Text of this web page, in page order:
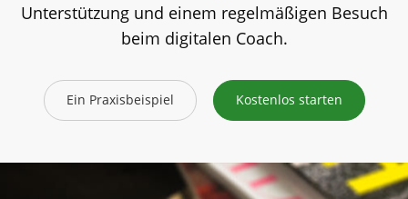
Unterstützung und einem regelmäßigen Besuch
beim digitalen Coach.
Ein Praxisbeispiel Kostenlos starten